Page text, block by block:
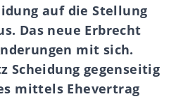
auf die Stellung
Das neue Erbrecht
mit sich.
Scheidung gegenseitig
mittels Ehevertrag